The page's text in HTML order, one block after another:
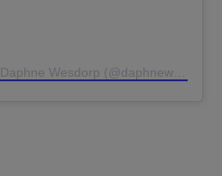
Een bericht gedeeld door Daphne Wesdorp (@daphnewesdorp)